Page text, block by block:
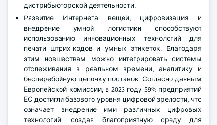
дистрибьюторской деятельности.
Развитие Интернета вещей, цифровизация и
внедрение умной логистики способствуют
использованию инновационных технологий для
печати штрих-кодов и умных этикеток. Благодаря
этим новшествам можно интегрировать системы
отслеживания в реальном времени, аналитику и
бесперебойную цепочку поставок. Согласно данным
Европейской комиссии, в 2023 году 59% предприятий
ЕС достигли базового уровня цифровой зрелости, что
означает внедрение ими различных цифровых
технологий, создав благоприятную среду для